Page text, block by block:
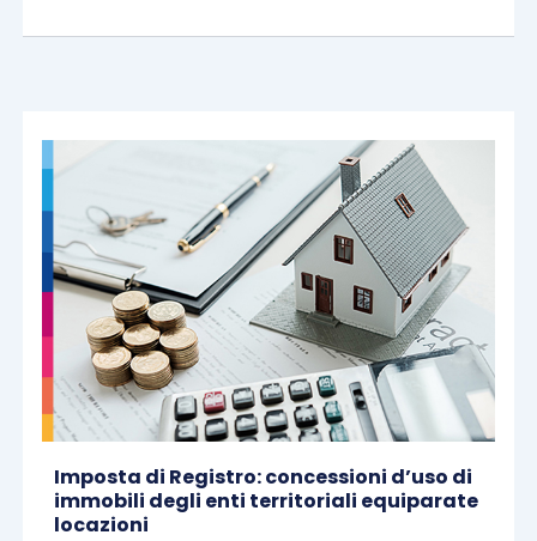
Imposta di Registro: concessioni d’uso di
immobili degli enti territoriali equiparate
locazioni